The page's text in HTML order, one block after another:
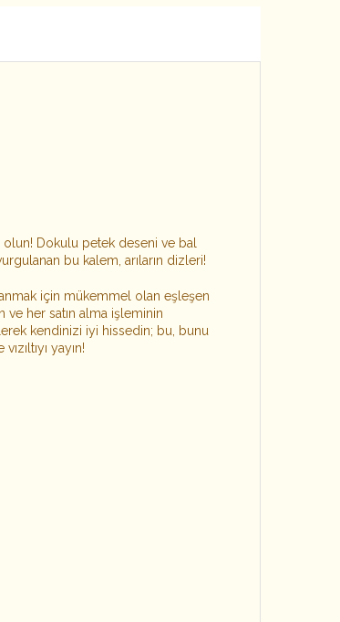
olun! Dokulu petek deseni ve bal
bu kalem, arıların dizleri!
için mükemmel olan eşleşen
ve her satın alma işleminin
kendinizi iyi hissedin; bu, bunu
yayın!